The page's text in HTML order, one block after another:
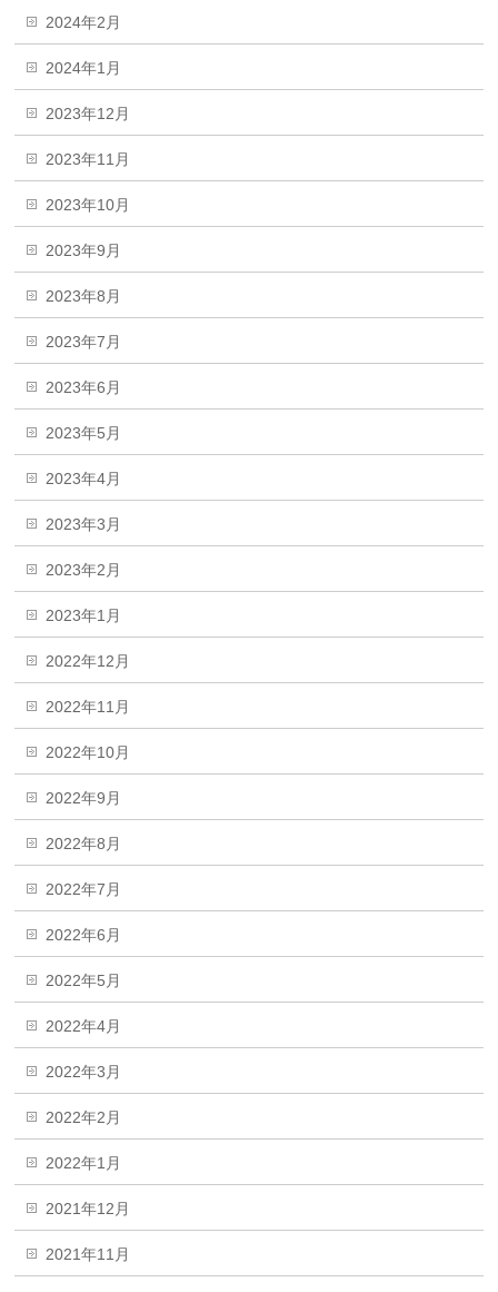
2024年2月
2024年1月
2023年12月
2023年11月
2023年10月
2023年9月
2023年8月
2023年7月
2023年6月
2023年5月
2023年4月
2023年3月
2023年2月
2023年1月
2022年12月
2022年11月
2022年10月
2022年9月
2022年8月
2022年7月
2022年6月
2022年5月
2022年4月
2022年3月
2022年2月
2022年1月
2021年12月
2021年11月